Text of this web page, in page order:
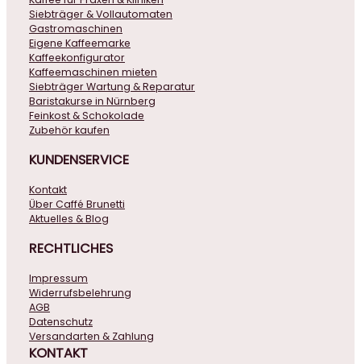
Siebträger & Vollautomaten
Gastromaschinen
Eigene Kaffeemarke
Kaffeekonfigurator
Kaffeemaschinen mieten
Siebträger Wartung & Reparatur
Baristakurse in Nürnberg
Feinkost & Schokolade
Zubehör kaufen
KUNDENSERVICE
Kontakt
Über Caffé Brunetti
Aktuelles & Blog
RECHTLICHES
Impressum
Widerrufsbelehrung
AGB
Datenschutz
Versandarten & Zahlung
KONTAKT